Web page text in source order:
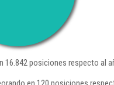
16.842 posiciones respecto al